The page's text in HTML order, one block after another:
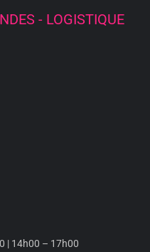
- LOGISTIQUE
| 14h00 – 17h00